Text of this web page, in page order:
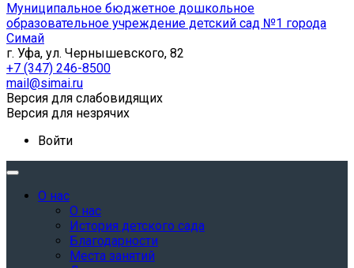
Муниципальное бюджетное дошкольное
образовательное учреждение детский сад №1 города
Симай
г. Уфа, ул. Чернышевского, 82
+7 (347) 246-8500
mail@simai.ru
Версия для слабовидящих
Версия для незрячих
Войти
О нас
О нас
История детского сада
Благодарности
Места занятий